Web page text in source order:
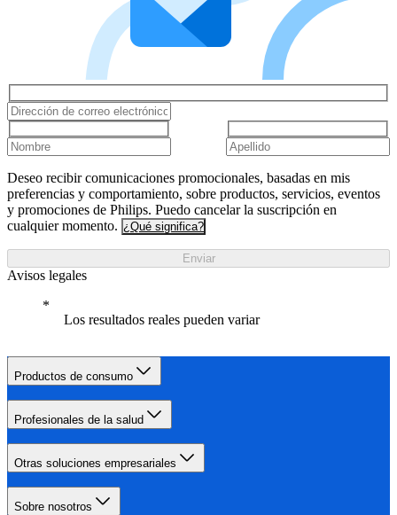
Deseo recibir comunicaciones promocionales, basadas en mis
preferencias y comportamiento, sobre productos, servicios, eventos
y promociones de Philips. Puedo cancelar la suscripción en
cualquier momento. ¿Qué significa?
Enviar
Avisos legales
Los resultados reales pueden variar
Productos de consumo
Profesionales de la salud
Otras soluciones empresariales
Sobre nosotros